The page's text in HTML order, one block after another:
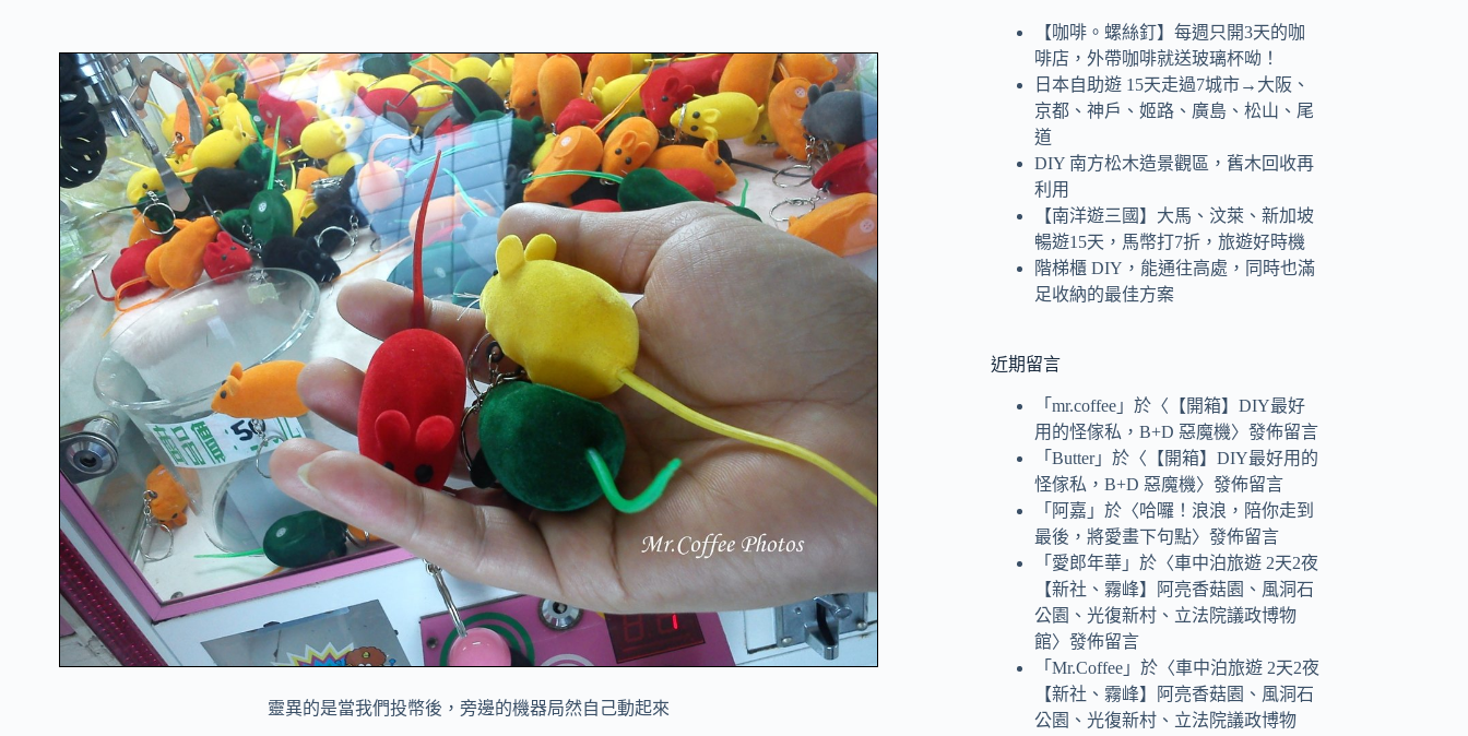
靈異的是當我們投幣後，旁邊的機器局然自己動起來
【咖啡。螺絲釘】每週只開3天的咖
啡店，外帶咖啡就送玻璃杯呦！
日本自助遊 15天走過7城市→大阪、
京都、神戶、姬路、廣島、松山、尾
道
DIY 南方松木造景觀區，舊木回收再
利用
【南洋遊三國】大馬、汶萊、新加坡
暢遊15天，馬幣打7折，旅遊好時機
階梯櫃 DIY，能通往高處，同時也滿
足收納的最佳方案
近期留言
「mr.coffee 」於〈 【開箱】DIY最好
用的怪傢私，B+D 惡魔機〉發佈留言
「Butter」於〈 【開箱】DIY最好用的
怪傢私，B+D 惡魔機〉發佈留言
「 阿嘉 」於〈哈囉！浪浪，陪你走到
最後，將愛畫下句點〉發佈留言
「 愛郎年華 」於〈車中泊旅遊 2天2夜
【新社、霧峰】阿亮香菇園、風洞石
公園、光復新村、立法院議政博物
館〉發佈留言
「Mr.Coffee 」於〈車中泊旅遊 2天2夜
【新社、霧峰】阿亮香菇園、風洞石
公園、光復新村、立法院議政博物